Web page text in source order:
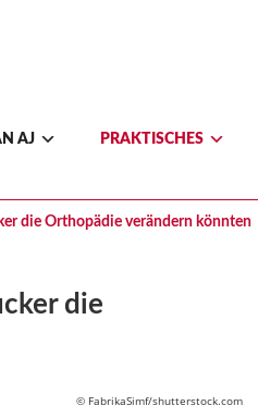
AJ PRAKTISCHES
die Orthopädie verändern könnten
die
© FabrikaSimf/shutterstock.com